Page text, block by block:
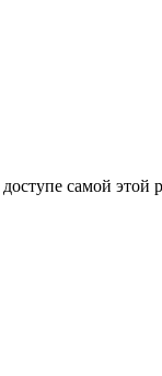
самой этой